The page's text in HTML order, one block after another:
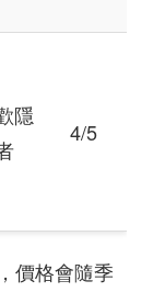
隱
4/5
價格會隨季